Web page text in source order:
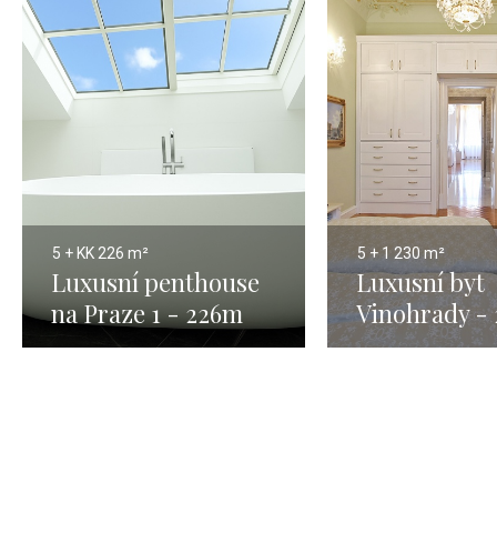
5 + KK 226 m²
Luxusní penthouse
na Praze 1 - 226m
5 + 1 230 m²
Luxusní byt
Vinohrady -